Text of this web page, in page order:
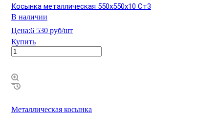
Косынка металлическая 550х550х10 Ст3
В наличии
Цена:6 530 руб/шт
Купить
Металлическая косынка